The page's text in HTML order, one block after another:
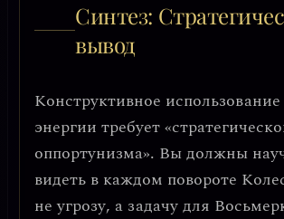
Синтез:
вывод
Конструктивное
энергии требует
оппортунизма». Вы должны
видеть в каждом повороте
не угрозу, а задачу для